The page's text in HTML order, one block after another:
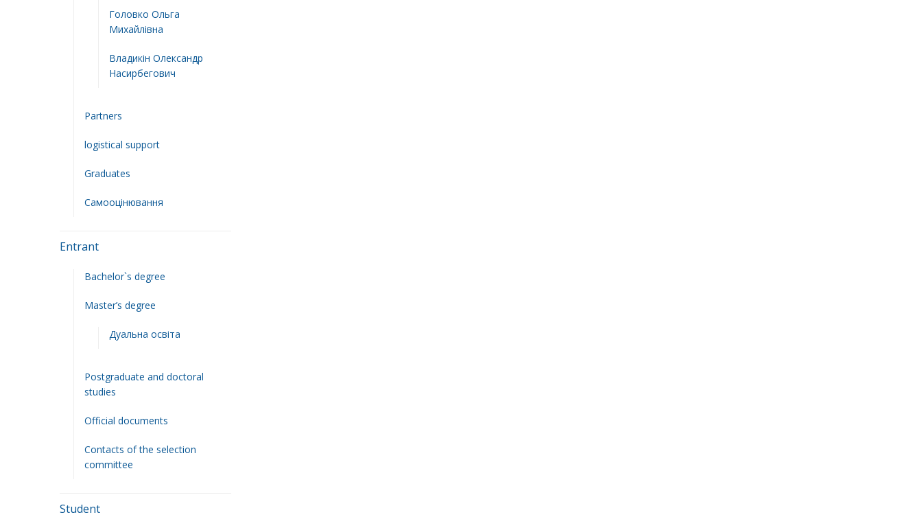
Головко Ольга
Михайлівна
Владикін Олександр
Насирбегович
Partners
logistical support
Graduates
Самооцінювання
Entrant
Bachelor`s degree
Master’s degree
Дуальна освіта
Postgraduate and doctoral
studies
Official documents
Contacts of the selection
committee
Student